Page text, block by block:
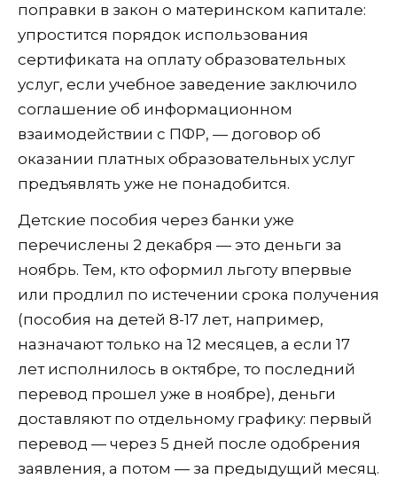
поправки в закон о материнском капитале:
упростится порядок использования
сертификата на оплату образовательных
услуг, если учебное заведение заключило
соглашение об информационном
взаимодействии с ПФР, — договор об
оказании платных образовательных услуг
предъявлять уже не понадобится.
Детские пособия через банки уже
перечислены 2 декабря — это деньги за
ноябрь. Тем, кто оформил льготу впервые
или продлил по истечении срока получения
(пособия на детей 8-17 лет, например,
назначают только на 12 месяцев, а если 17
лет исполнилось в октябре, то последний
перевод прошел уже в ноябре), деньги
доставляют по отдельному графику: первый
перевод — через 5 дней после одобрения
заявления, а потом — за предыдущий месяц.